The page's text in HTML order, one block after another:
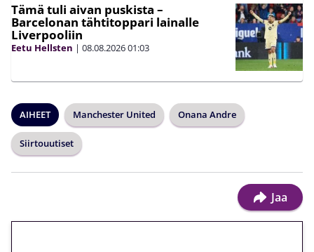
Tämä tuli aivan puskista –
Barcelonan tähtitoppari lainalle
Liverpooliin
Eetu Hellsten | 08.08.202601:03
AIHEET Manchester United Onana Andre
Siirtouutiset
Jaa